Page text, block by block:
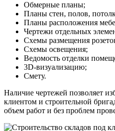
Обмерные планы;
Планы стен, полов,
Планы расположения
Чертежи отдельных
Схемы размещения
Схемы освещения;
Ведомость отделки
3D-визуализацию;
Смету.
Наличие чертежей позволяет
клиентом и строительной
объем работ и без проблем